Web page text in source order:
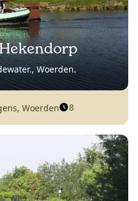
Woerden.
Woerden 8